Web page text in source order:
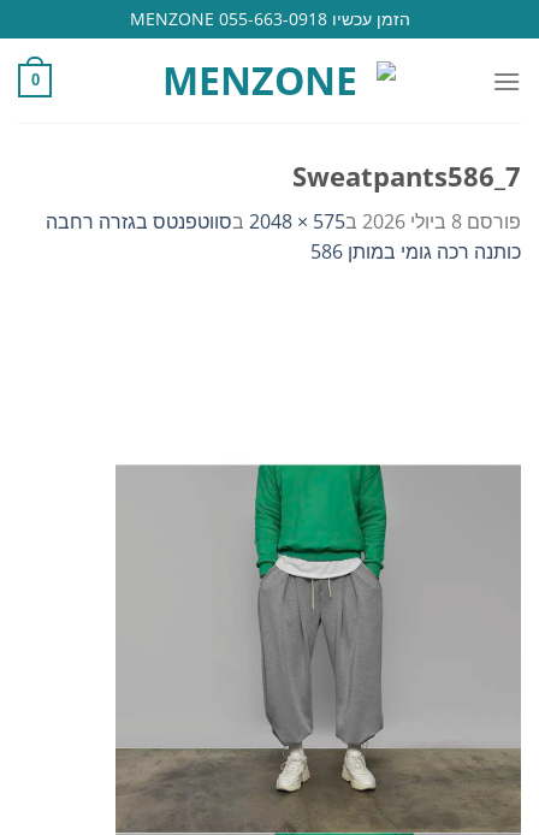
to
content
הזמן עכשיו 055-663-0918 MENZONE
0
Sweatpants586_7
פורסם 8 ביולי 2026 ב575 × 2048 בסווטפנטס בגזרה רחבה
כותנה רכה גומי במותן 586